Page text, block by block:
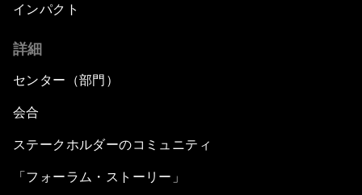
インパクト
詳細
センター（部門）
会合
ステークホルダーのコミュニティ
「フォーラム・ストーリー」